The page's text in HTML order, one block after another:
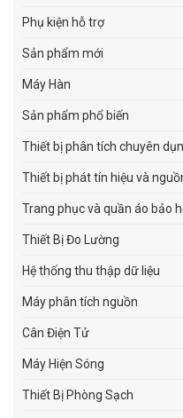
Phụ kiện hỗ trợ
Sản phẩm mới
Máy Hàn
Sản phẩm phổ biến
Thiết bị phân tích chuyên
Thiết bị phát tín hiệu và
Trang phục và quần áo bảo
Thiết Bị Đo Lường
Hệ thống thu thập dữ liệu
Máy phân tích nguồn
Cân Điện Tử
Máy Hiện Sóng
Thiết Bị Phòng Sạch